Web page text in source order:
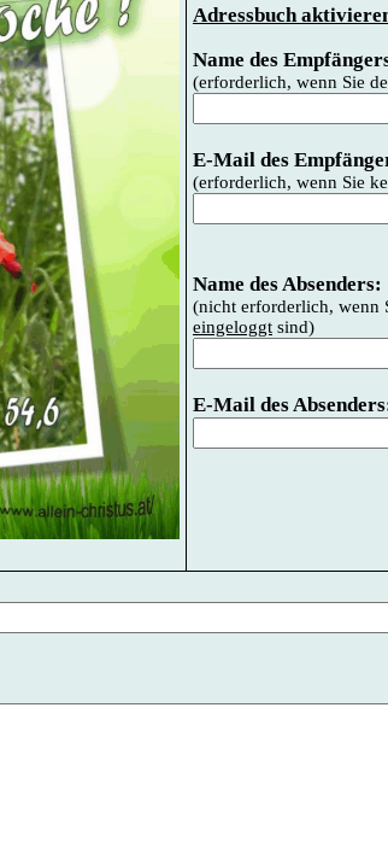
Adressbuch
Name des
(erforderlich, wenn Sie
E-Mail des
(erforderlich, wenn Sie
Name des Absenders:
(nicht erforderlich, wenn
eingeloggt sind)
E-Mail des